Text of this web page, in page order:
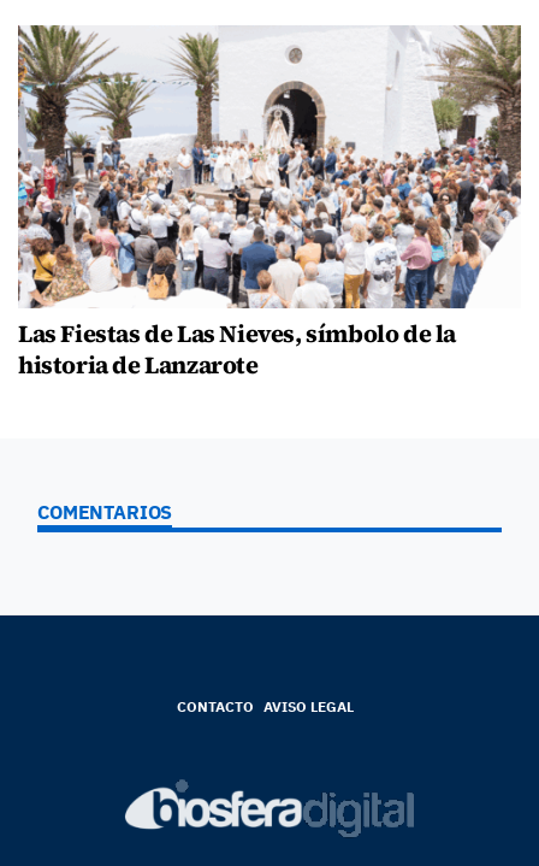
Las Fiestas de Las Nieves, símbolo de la
historia de Lanzarote
COMENTARIOS
CONTACTO AVISO LEGAL